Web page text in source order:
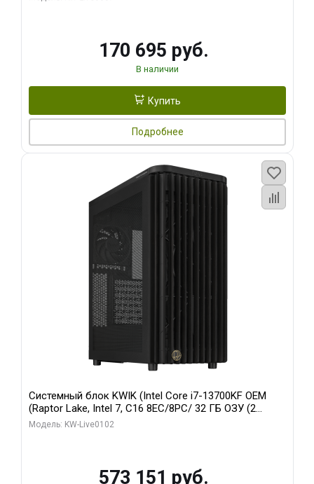
170 695 руб.
В наличии
Купить
Подробнее
Системный блок KWIK (Intel Core i7-13700KF OEM
(Raptor Lake, Intel 7, C16 8EC/8PC/ 32 ГБ ОЗУ (2
модуля)/ Afox RTX4090 24GB GDDR6X 384-Bit 3xDP
Модель: KW-Live0102
573 151 руб.